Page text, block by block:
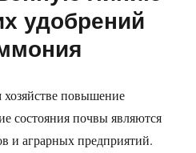
удобрений
повышение
состояния почвы являются
и аграрных предприятий.